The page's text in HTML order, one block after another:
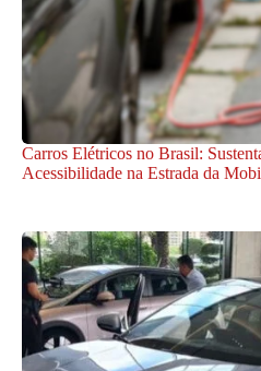
Carros Elétricos no Brasil:
Acessibilidade na Estrada da